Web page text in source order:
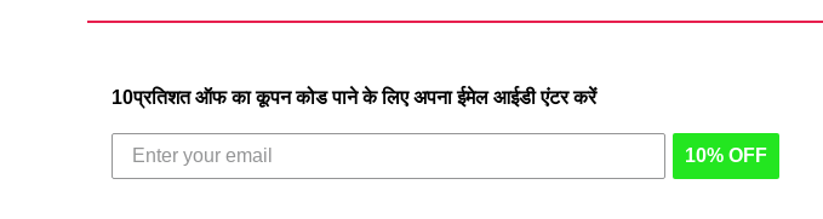
10प्रतिशत ऑफ का कूपन कोड पाने के लिए अपना ईमेल आईडी एंटर करें
10% OFF